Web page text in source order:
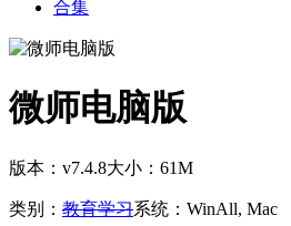
合集
微师电脑版
版本：v7.4.8大小：61M
类别： 教育学习系统：WinAll, Mac